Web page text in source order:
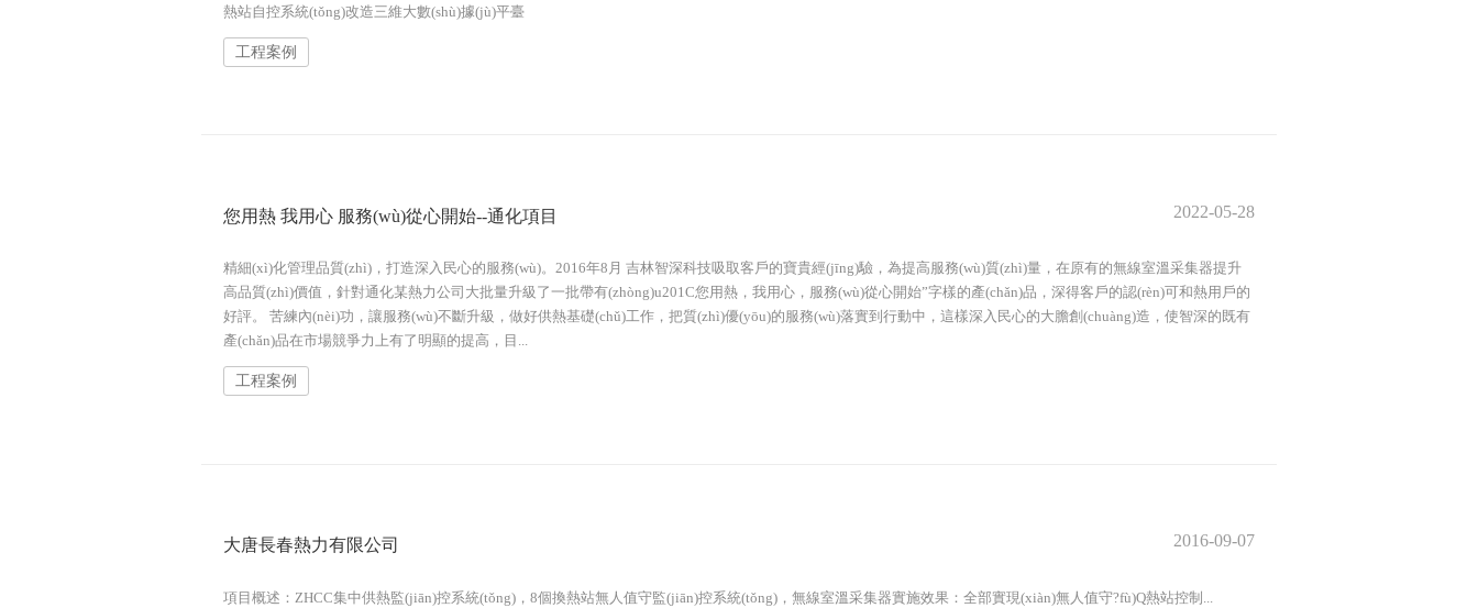
熱站自控系統(tǒng)改造三維大數(shù)據(jù)平臺‍
工程案例
您用熱 我用心 服務(wù)從心開始--通化項目 2022-05-28
精細(xì)化管理品質(zhì)，打造深入民心的服務(wù)。2016年8月 吉林智深科技吸取客戶的寶貴經(jīng)驗，為提高服務(wù)質(zhì)量，在原有的無線室溫采集器提升
高品質(zhì)價值，針對通化某熱力公司大批量升級了一批帶有(zhòng)u201C您用熱，我用心，服務(wù)從心開始”字樣的產(chǎn)品，深得客戶的認(rèn)可和熱用戶的
好評。 苦練內(nèi)功，讓服務(wù)不斷升級，做好供熱基礎(chǔ)工作，把質(zhì)優(yōu)的服務(wù)落實到行動中，這樣深入民心的大膽創(chuàng)造，使智深的既有
產(chǎn)品在市場競爭力上有了明顯的提高，目...
工程案例
大唐長春熱力有限公司 2016-09-07
項目概述：ZHCC集中供熱監(jiān)控系統(tǒng)，8個換熱站無人值守監(jiān)控系統(tǒng)，無線室溫采集器實施效果：全部實現(xiàn)無人值守?fù)Q熱站控制...